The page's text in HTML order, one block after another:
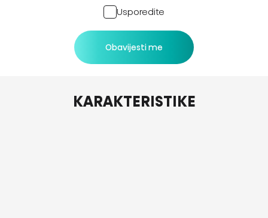
Usporedite
Obavijesti me
KARAKTERISTIKE